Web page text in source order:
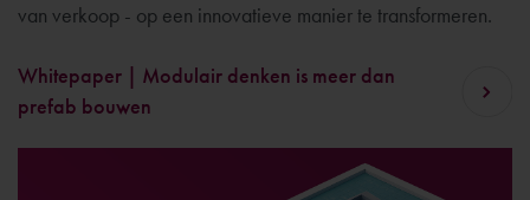
van verkoop - op een innovatieve manier te transformeren.
Whitepaper | Modulair denken is meer dan
prefab bouwen